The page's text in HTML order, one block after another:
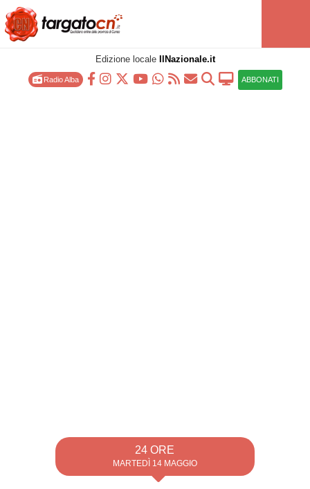
Edizione locale IlNazionale.it
Radio Alba ABBONATI
24 ORE
MARTEDÌ 14 MAGGIO